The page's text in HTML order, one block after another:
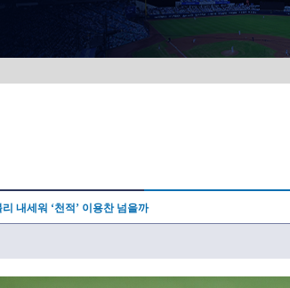
내세워 ‘천적’ 이용찬 넘을까